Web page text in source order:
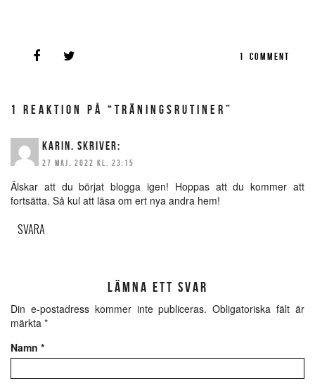
1 COMMENT
1 REAKTION PÅ “TRÄNINGSRUTINER”
KARIN. SKRIVER:
27 MAJ, 2022 KL. 23:15
Älskar att du börjat blogga igen! Hoppas att du kommer att
fortsätta. Så kul att läsa om ert nya andra hem!
SVARA
LÄMNA ETT SVAR
Din e-postadress kommer inte publiceras. Obligatoriska fält är
märkta *
Namn *